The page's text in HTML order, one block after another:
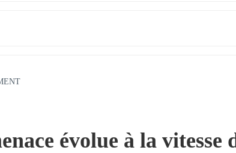
évolue à la vitesse